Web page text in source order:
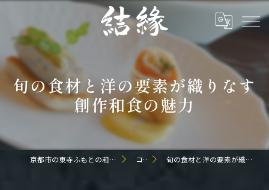
旬の食材と洋の要素が織りなす
創作和食の魅力
京都市の東寺ふもとの和食なら日本料理 結縁 コラム 旬の食材と洋の要素が織りなす創作和食の魅力